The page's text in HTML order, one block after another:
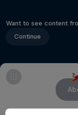
Want to see content
Continue